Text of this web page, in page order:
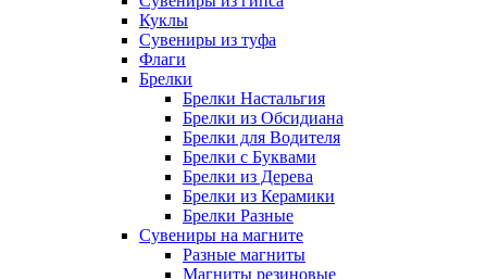
Куклы
Сувениры из туфа
Флаги
Брелки
Брелки Настальгия
Брелки из Обсидиана
Брелки для Водителя
Брелки с Буквами
Брелки из Дерева
Брелки из Керамики
Брелки Разные
Сувениры на магните
Разные магниты
Магниты резиновые